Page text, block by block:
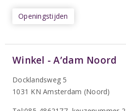
Openingstijden
Winkel - A’dam Noord
Docklandsweg 5
1031 KN Amsterdam (Noord)